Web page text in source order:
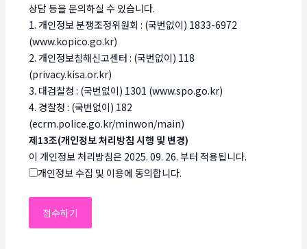
상담 등을 문의하실 수 있습니다.
1. 개인정보 분쟁조정위원회 : (국번없이) 1833-6972
(www.kopico.go.kr)
2. 개인정보침해신고센터 : (국번없이) 118
(privacy.kisa.or.kr)
3. 대검찰청 : (국번없이) 1301 (www.spo.go.kr)
4. 경찰청 : (국번없이) 182
(ecrm.police.go.kr/minwon/main)
제13조(개인정보 처리방침 시행 및 변경)
이 개인정보 처리방침은 2025. 09. 26. 부터 적용됩니다.
개인정보 수집 및 이용에 동의합니다.